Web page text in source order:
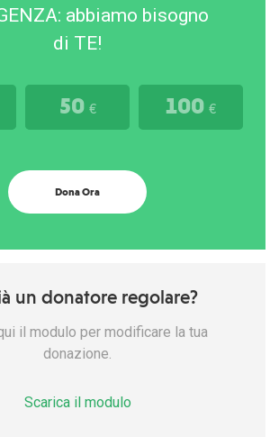
abbiamo bisogno
di TE!
50 € 100 €
Dona Ora
un donatore regolare?
il modulo per modificare la tua
donazione.
Scarica il modulo